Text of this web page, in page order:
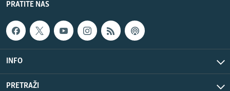
PRATITE NAS
INFO
PRETRAŽI